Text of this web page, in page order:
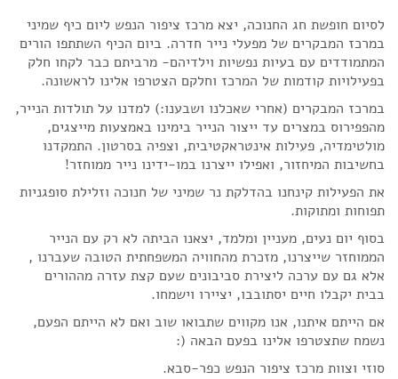
לסיום חופשת חג החנוכה, יצא מרכז ציפור הנפש ליום כיף שמיני
במרכז המבקרים של מפעלי נייר חדרה. ביום הכיף השתתפו הורים
המתמודדים עם בעיות נפשיות וילדיהם- מרביתם כבר לקחו חלק
בפעילויות קודמות של המרכז וחלקם הצטרפו אלינו לראשונה.
במרכז המבקרים (אחרי שאכלנו ושבענו:) למדנו על תולדות הנייר,
מהפפירוס במצרים עד ייצור הנייר בימינו באמצעות מייצגים,
מולטימדיה, פעילות אינטראקטיבית, וצפיה בסרטון. התמקדנו
בחשיבות המיחזור, ואפילו ייצרנו במו-ידינו נייר ממוחזר!
את הפעילות קינחנו בהדלקת נר שמיני של חנוכה וזלילת סופגניות
תפוחות ומתוקות.
בסוף יום נעים, מעניין ומלמד, יצאנו הביתה לא רק עם הנייר
הממוחזר שייצרנו, מזכרת מהחוויה המשפחתית הטובה שעברנו ,
אלא גם עם ערכה ליצירת סביבונים שעם קצת עזרה מההורים
בבית יקבלו חיים יסתובבו, יציירו וישמחו.
אם הייתם איתנו, אנו מקווים שתבואו שוב ואם לא הייתם הפעם,
נשמח שתצטרפו אלינו בפעם הבאה (:
סוזי וצוות מרכז ציפור הנפש כפר-סבא.